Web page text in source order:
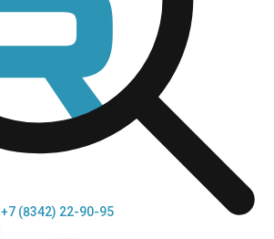
+7 (8342) 22-90-95